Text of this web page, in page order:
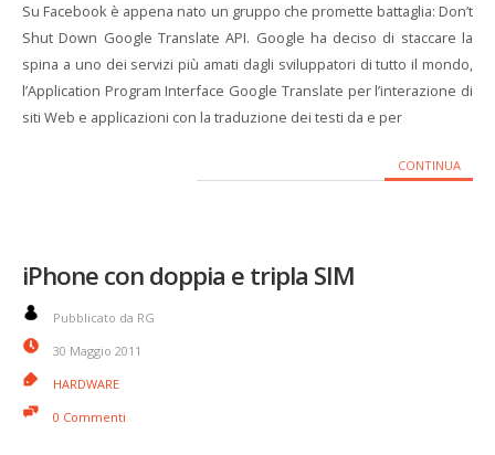
Su Facebook è appena nato un gruppo che promette battaglia: Don’t
Shut Down Google Translate API. Google ha deciso di staccare la
spina a uno dei servizi più amati dagli sviluppatori di tutto il mondo,
l’Application Program Interface Google Translate per l’interazione di
siti Web e applicazioni con la traduzione dei testi da e per
CONTINUA
iPhone con doppia e tripla SIM
Pubblicato da RG
30 Maggio 2011
HARDWARE
0 Commenti